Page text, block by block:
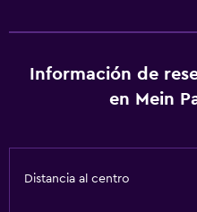
Información de
en Mein
Distancia al centro